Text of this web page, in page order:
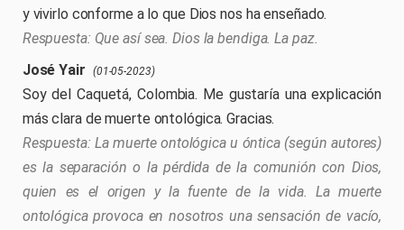
y vivirlo conforme a lo que Dios nos ha enseñado.
Que así sea. Dios la bendiga. La paz.
José Yair
(01-05-2023)
Soy del Caquetá, Colombia. Me gustaría una explicación
más clara de muerte ontológica. Gracias.
La muerte ontológica u óntica (según autores)
es la separación o la pérdida de la comunión con Dios,
quien es el origen y la fuente de la vida. La muerte
ontológica provoca en nosotros una sensación de vacío,